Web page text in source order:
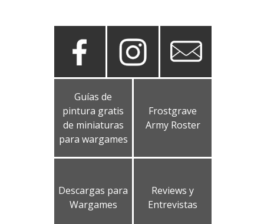
Guías de
pintura gratis
de miniaturas
para wargames
Frostgrave
Army Roster
Descargas para
Wargames
Reviews y
Entrevistas